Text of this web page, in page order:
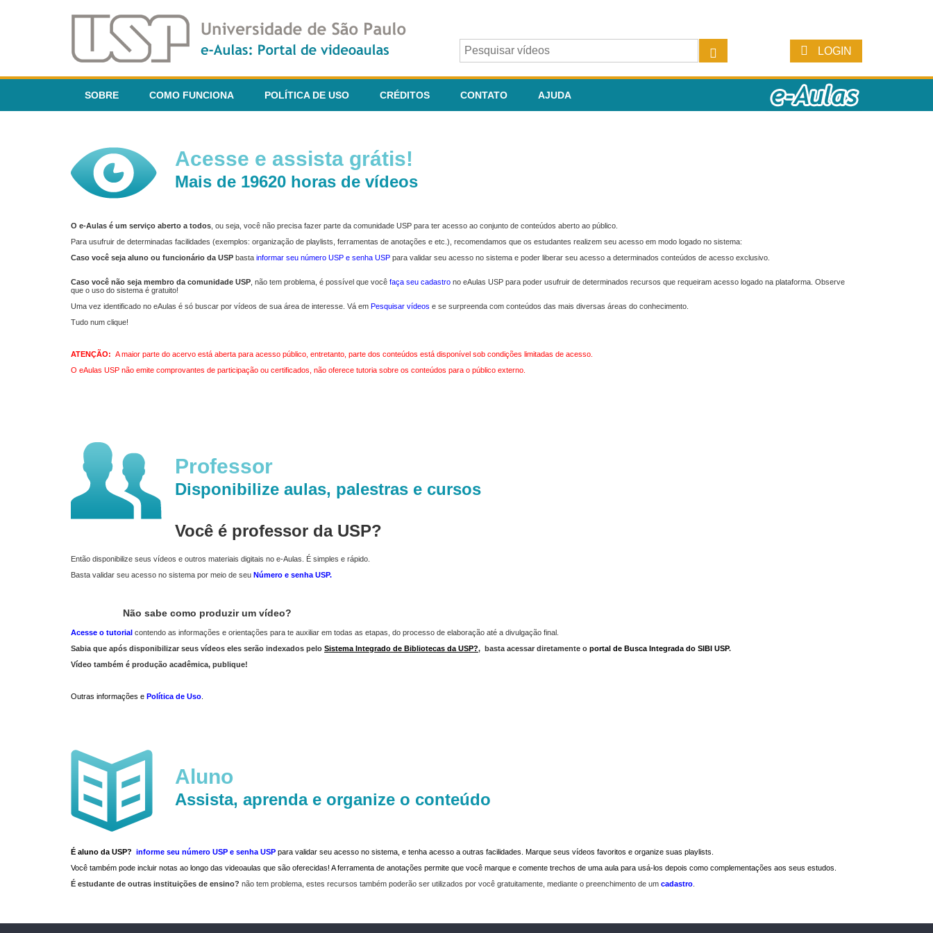
LOGIN
SOBRE COMO FUNCIONA POLÍTICA DE USO CRÉDITOS CONTATO AJUDA
Acesse e assista grátis!
Mais de 19620 horas de vídeos
O e-Aulas é um serviço aberto a todos , ou seja, você não precisa fazer parte da comunidade USP para ter acesso ao conjunto de conteúdos aberto ao público.
Para usufruir de determinadas facilidades (exemplos: organização de playlists, ferramentas de anotações e etc.), recomendamos que os estudantes realizem seu acesso em modo logado no sistema:
Caso você seja aluno ou funcionário da USP basta informar seu número USP e senha USP para validar seu acesso no sistema e poder liberar seu acesso a determinados conteúdos de acesso exclusivo.
Caso você não seja membro da comunidade USP , não tem problema, é possível que você faça seu cadastro no eAulas USP para poder usufruir de determinados recursos que requeiram acesso logado na plataforma. Observe
que o uso do sistema é gratuito!
Uma vez identificado no eAulas é só buscar por vídeos de sua área de interesse. Vá em Pesquisar vídeos e se surpreenda com conteúdos das mais diversas áreas do conhecimento.
Tudo num clique!
ATENÇÃO: A maior parte do acervo está aberta para acesso público, entretanto, parte dos conteúdos está disponível sob condições limitadas de acesso.
O eAulas USP não emite comprovantes de participação ou certificados, não oferece tutoria sobre os conteúdos para o público externo.
Professor
Disponibilize aulas, palestras e cursos
Você é professor da USP?
Então disponibilize seus vídeos e outros materiais digitais no e-Aulas. É simples e rápido.
Basta validar seu acesso no sistema por meio de seu Número e senha USP.
Não sabe como produzir um vídeo?
Acesse o tutorial contendo as informações e orientações para te auxiliar em todas as etapas, do processo de elaboração até a divulgação final.
Sabia que após disponibilizar seus vídeos eles serão indexados pelo Sistema Integrado de Bibliotecas da USP?, basta acessar diretamente o portal de Busca Integrada do SIBI USP.
Vídeo também é produção acadêmica, publique!
Outras informações e Política de Uso
Aluno
Assista, aprenda e organize o conteúdo
É aluno da USP? informe seu número USP e senha USP para validar seu acesso no sistema, e tenha acesso a outras facilidades. Marque seus vídeos favoritos e organize suas playlists.
Você também pode incluir notas ao longo das videoaulas que são oferecidas! A ferramenta de anotações permite que você marque e comente trechos de uma aula para usá-los depois como complementações aos seus estudos.
É estudante de outras instituições de ensino? não tem problema, estes recursos também poderão ser utilizados por você gratuitamente, mediante o preenchimento de um cadastro